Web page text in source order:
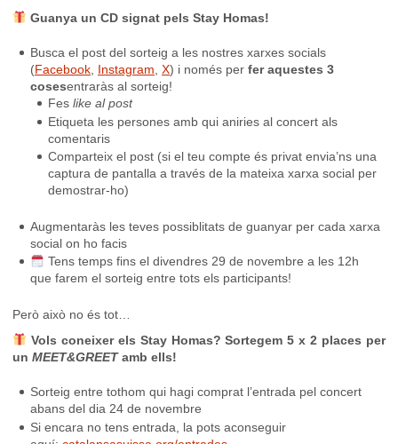
Guanya un CD signat pels Stay Homas!
Busca el post del sorteig a les nostres xarxes socials
(Facebook Instagram X) i només per fer aquestes 3
cosesentraràs al sorteig!
Fes like al post
Etiqueta les persones amb qui aniries al concert als
comentaris
Comparteix el post (si el teu compte és privat envia’ns una
captura de pantalla a través de la mateixa xarxa social per
demostrar-ho)
Augmentaràs les teves possiblitats de guanyar per cada xarxa
social on ho facis
Tens temps fins el divendres 29 de novembre a les 12h
que farem el sorteig entre tots els participants!
Però això no és tot…
Vols coneixer els Stay Homas? Sortegem 5 x 2 places per
un MEET&GREETamb ells!
Sorteig entre tothom qui hagi comprat l’entrada pel concert
abans del dia 24 de novembre
Si encara no tens entrada, la pots aconseguir